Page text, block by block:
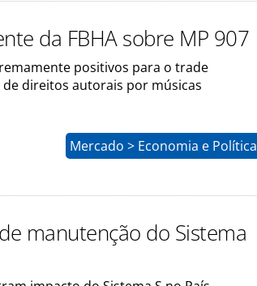
da FBHA sobre MP 907
positivos para o trade
direitos autorais por músicas
Mercado > Economia e Política
manutenção do Sistema